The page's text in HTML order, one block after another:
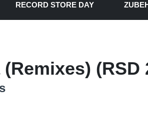
RECORD STORE DAY
(RSD